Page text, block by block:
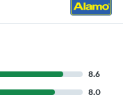
8.6
8.0